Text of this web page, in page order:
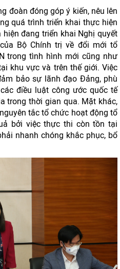
đoàn đóng góp ý kiến, nêu lên
quá trình triển khai thực hiện
đang triển khai Nghị quyết
Bộ Chính trị về đổi mới tổ
trong tình hình mới cũng như
khu vực và trên thế giới. Việc
bảo sự lãnh đạo Đảng, phù
điều luật công ước quốc tế
trong thời gian qua. Mặt khác,
tắc tổ chức hoạt động tổ
bởi việc thực thi còn tồn tại
nhanh chóng khắc phục, bổ